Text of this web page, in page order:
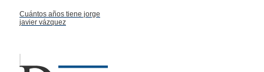
Cuántos años tiene jorge
javier vázquez